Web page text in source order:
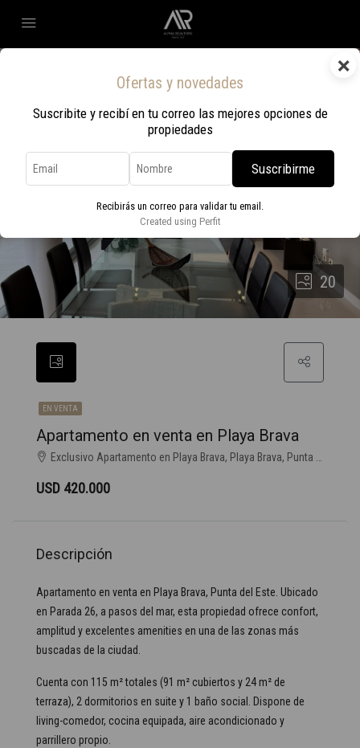
×
Ofertas y novedades
Suscribite y recibí en tu correo las mejores opciones de
propiedades
Suscribirme
Recibirás un correo para validar tu email.
Created using Perfit
20
EN VENTA
Apartamento en venta en Playa Brava
Exclusivo Apartamento en Playa Brava, Playa Brava, Punta del Este
USD 420.000
Descripción
Apartamento en venta en Playa Brava, Punta del Este. Ubicado
en Parada 26, a pasos del mar, esta propiedad ofrece confort,
amplitud y excelentes amenities en una de las zonas más
buscadas de la ciudad.
Cuenta con 115 m² totales (91 m² cubiertos y 24 m² de
terraza), 2 dormitorios en suite y 1 baño social. Dispone de
living-comedor, cocina equipada, aire acondicionado y
parrillero propio.